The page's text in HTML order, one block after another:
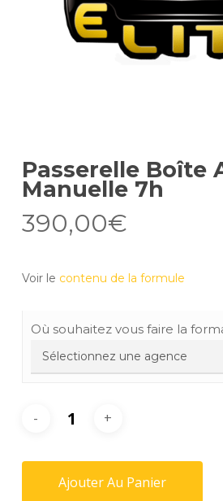
Passerelle Boîte
Manuelle 7h
390,00€
Voir le contenu de la formule
Où souhaitez vous faire la
Ajouter Au Panier